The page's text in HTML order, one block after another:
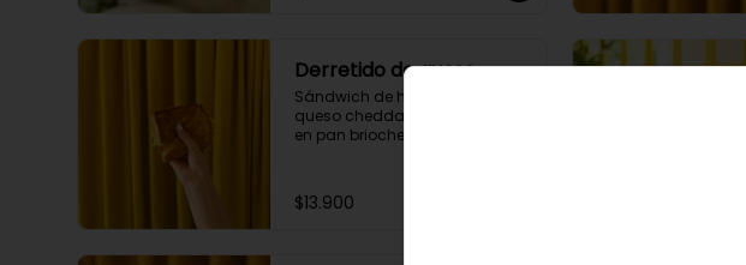
Derretido de queso
Sándwich de huevo cremoso,
queso cheddar, mayo siracha
en pan brioche.
$13.900